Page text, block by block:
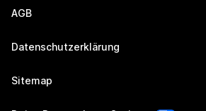
AGB
Datenschutzerklärung
Sitemap